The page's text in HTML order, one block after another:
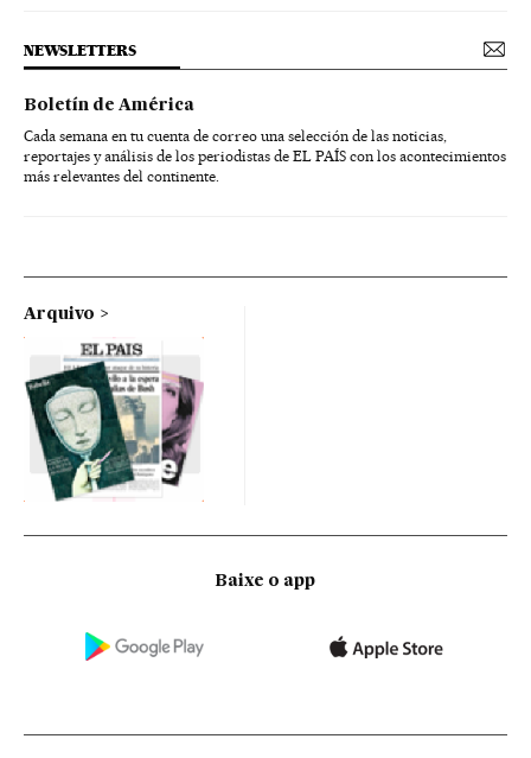
NEWSLETTERS
Boletín de América
Cada semana en tu cuenta de correo una selección de las noticias,
reportajes y análisis de los periodistas de EL PAÍS con los acontecimientos
más relevantes del continente.
Arquivo
Baixe o app